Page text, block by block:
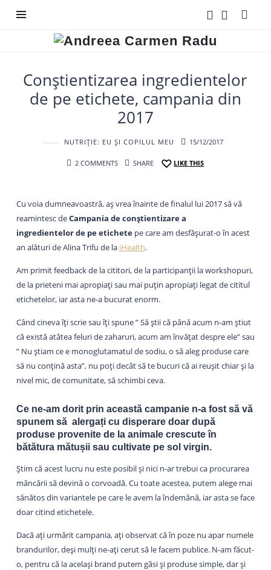
Andreea
Radu
Conștientizarea ingredientelor
de pe etichete, campania din
2017
NUTRIȚIE: EU ȘI COPILUL MEU 15/12/2017
2 COMMENTS SHARE LIKE THIS
Cu voia dumneavoastră, aș vrea înainte de finalul lui 2017 să vă
reamintesc deCampania de conștientizare a
ingredientelorde pe etichetepe care am desfășurat-o în acest
an alături de Alina Trifu de la iHealth.
Am primit feedback de la cititori, de la participanții la workshopuri,
de la prieteni mai apropiați sau mai puțin apropiați legat de cititul
etichetelor, iar asta ne-a bucurat enorm.
Când cineva îți scrie sau îți spune ” Să știi că până acum n-am știut
că există atâtea feluri de zaharuri, acum am învățat despre ele” sau
” Nu știam ce e monoglutamatul de sodiu, o să aleg produse care
să nu conțină asta”, nu poți decât să te bucuri că ai reușit chiar și la
nivel mic, de comunitate, să schimbi ceva.
Ce ne-am dorit prin această campanie n-a fost să vă
spunem să alergați cu disperare doar după
produse provenite de la animale crescute în
bătătura mătușii sau cultivate pe sol virgin.
Știm că acest lucru nu este posibil și nici n-ar trebui ca procurarea
mâncării să devină o corvoadă. Cu toate acestea, putem alege mai
sănătos din variantele pe care le avem la îndemână, iar asta se face
doar citind etichetele.
Dacă ați urmărit campania, ați observat că în poze nu apar numele
brandurilor, deși mulți ne-ați cerut să le facem publice. N-am făcut-
o, pentru că la același brand putem găsi și produse simple, dar și